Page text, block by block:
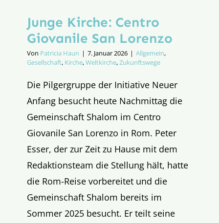
Junge Kirche: Centro
Giovanile San Lorenzo
Von Patricia Haun | 7. Januar 2026 | Allgemein,
Gesellschaft, Kirche,Weltkirche,Zukunftswege
Die Pilgergruppe der Initiative Neuer
Anfang besucht heute Nachmittag die
Gemeinschaft Shalom im Centro
Giovanile San Lorenzo in Rom. Peter
Esser, der zur Zeit zu Hause mit dem
Redaktionsteam die Stellung hält, hatte
die Rom-Reise vorbereitet und die
Gemeinschaft Shalom bereits im
Sommer 2025 besucht. Er teilt seine